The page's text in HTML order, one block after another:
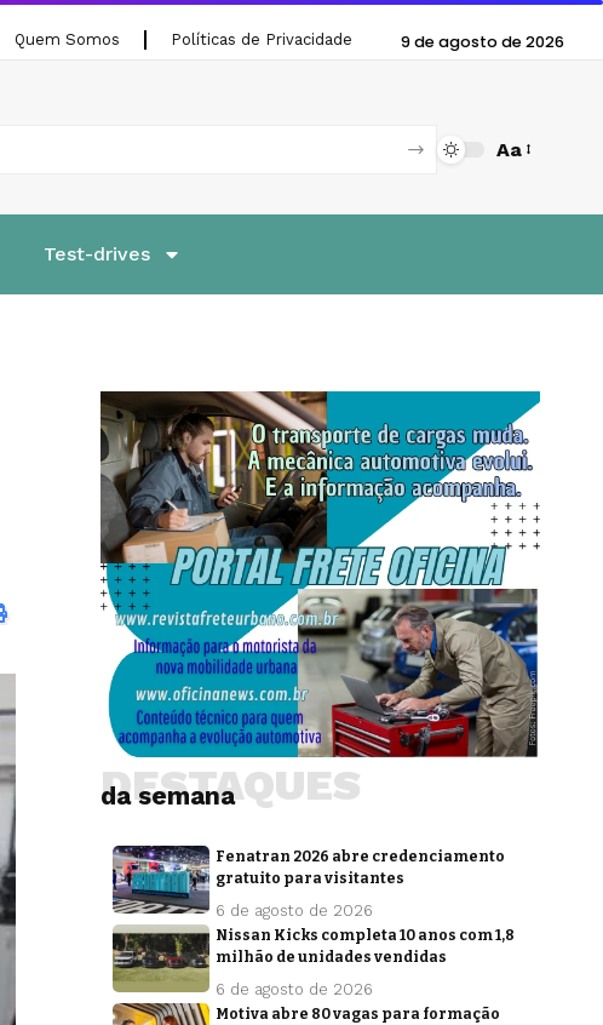
Quem Somos Políticas de Privacidade 9 de agosto de 2026
Aa
Test-drives
da semana
DESTAQUES
Fenatran 2026 abre credenciamento
gratuito para visitantes
6 de agosto de 2026
Nissan Kicks completa 10 anos com 1,8
milhão de unidades vendidas
6 de agosto de 2026
Motiva abre 80 vagas para formação